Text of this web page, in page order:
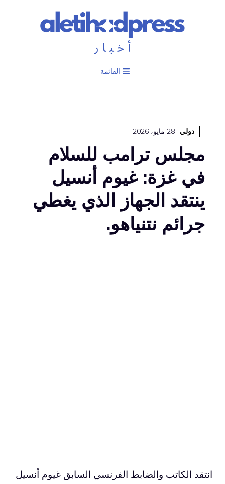
القائمة
دولي 28 مايو، 2026
مجلس ترامب للسلام
في غزة: غيوم أنسيل
ينتقد الجهاز الذي يغطي
جرائم نتنياهو.
انتقد الكاتب والضابط الفرنسي السابق غيوم أنسيل